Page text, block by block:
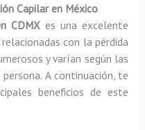
Capilar en México
CDMX es una excelente
con la pérdida
y varían según las
A continuación, te
beneficios de este